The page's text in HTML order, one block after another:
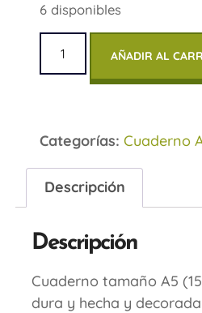
6 disponibles
AÑADIR AL
Categorías: Cuaderno
Descripción
Descripción
Cuaderno tamaño A5
dura y hecha y